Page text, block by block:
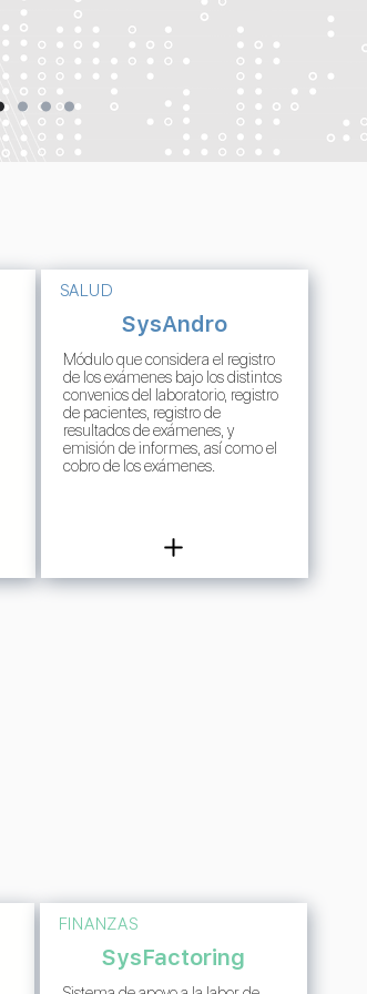
SALUD
SysAndro
Módulo que considera el registro
de los exámenes bajo los distintos
convenios del laboratorio, registro
de pacientes, registro de
resultados de exámenes, y
emisión de informes, así como el
cobro de los exámenes.
FINANZAS
SysFactoring